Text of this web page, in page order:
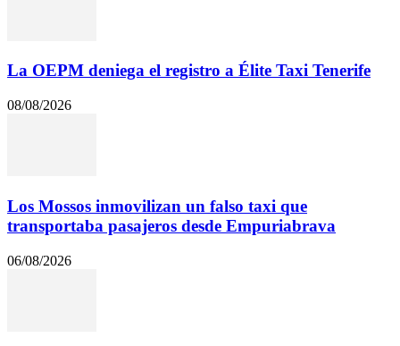
La OEPM deniega el registro a Élite Taxi Tenerife
08/08/2026
Los Mossos inmovilizan un falso taxi que
transportaba pasajeros desde Empuriabrava
06/08/2026